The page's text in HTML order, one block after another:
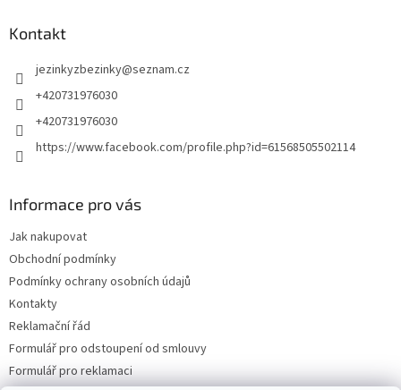
Kontakt
jezinkyzbezinky@seznam.cz
+420731976030
+420731976030
https://www.facebook.com/profile.php?id=61568505502114
Informace pro vás
Jak nakupovat
Obchodní podmínky
Podmínky ochrany osobních údajů
Kontakty
Reklamační řád
Formulář pro odstoupení od smlouvy
Formulář pro reklamaci